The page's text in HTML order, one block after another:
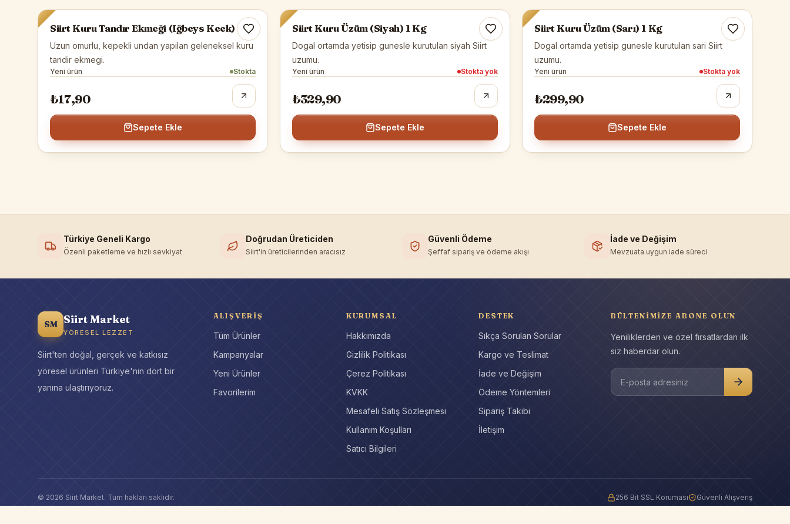
Siirt Kuru Tandır Ekmeği (Iğbeys Keek)
Uzun omurlu, kepekli undan yapilan geleneksel kuru
tandir ekmegi.
Yeni ürün Stokta
₺17,90
Sepete Ekle
Siirt Kuru Üzüm (Siyah) 1 Kg
Dogal ortamda yetisip gunesle kurutulan siyah Siirt
uzumu.
Yeni ürün Stokta yok
₺329,90
Sepete Ekle
Siirt Kuru Üzüm (Sarı) 1 Kg
Dogal ortamda yetisip gunesle kurutulan sari Siirt
uzumu.
Yeni ürün Stokta yok
₺299,90
Sepete Ekle
Türkiye Geneli Kargo
Özenli paketleme ve hızlı sevkiyat
Doğrudan Üreticiden
Siirt'in üreticilerinden aracısız
Güvenli Ödeme
Şeffaf sipariş ve ödeme akışı
İade ve Değişim
Mevzuata uygun iade süreci
SM Siirt Market
YÖRESEL LEZZET
Siirt'ten doğal, gerçek ve katkısız
yöresel ürünleri Türkiye'nin dört bir
yanına ulaştırıyoruz.
ALIŞVERIŞ
Tüm Ürünler
Kampanyalar
Yeni Ürünler
Favorilerim
KURUMSAL
Hakkımızda
Gizlilik Politikası
Çerez Politikası
KVKK
Mesafeli Satış Sözleşmesi
Kullanım Koşulları
Satıcı Bilgileri
DESTEK
Sıkça Sorulan Sorular
Kargo ve Teslimat
İade ve Değişim
Ödeme Yöntemleri
Sipariş Takibi
İletişim
BÜLTENIMIZE ABONE OLUN
Yeniliklerden ve özel fırsatlardan ilk
siz haberdar olun.
E-posta adresiniz
© 2026 Siirt Market. Tüm hakları saklıdır. 256 Bit SSL Koruması Güvenli Alışveriş